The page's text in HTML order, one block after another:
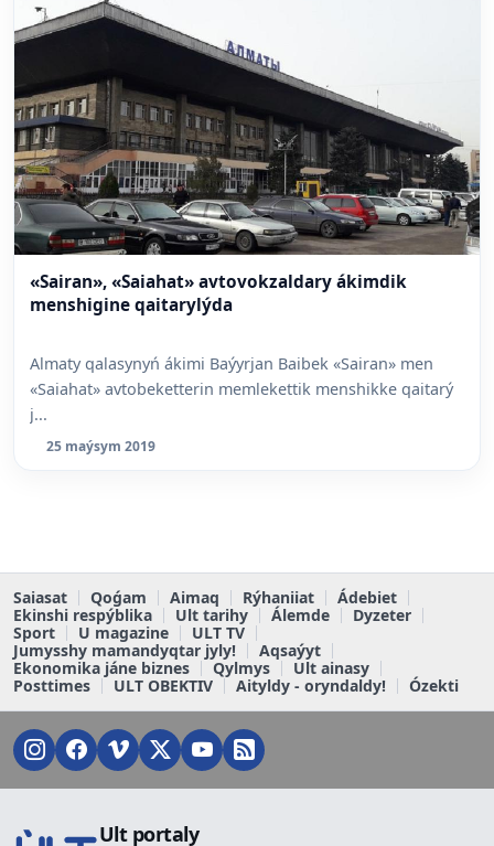
«Sairan», «Saiahat» avtovokzaldary ákimdik
menshigine qaitarylýda
Almaty qalasynyń ákimi Baýyrjan Baibek «Sairan» men
«Saiahat» avtobeketterin memlekettik menshikke qaitarý
j...
25 maýsym 2019
Saiasat Qoǵam Aimaq Rýhaniiat
Ádebiet
Ekinshi respýblika
Ult tarihy Álemde
Dyzeter
Sport
U magazine
ULT TV
Jumysshy mamandyqtar jyly!
Aqsaýyt
Ekonomika jáne biznes
Qylmys
Ult ainasy
Posttimes
ULT OBEKTIV Aityldy - oryndaldy! Ózekti
Ult portaly